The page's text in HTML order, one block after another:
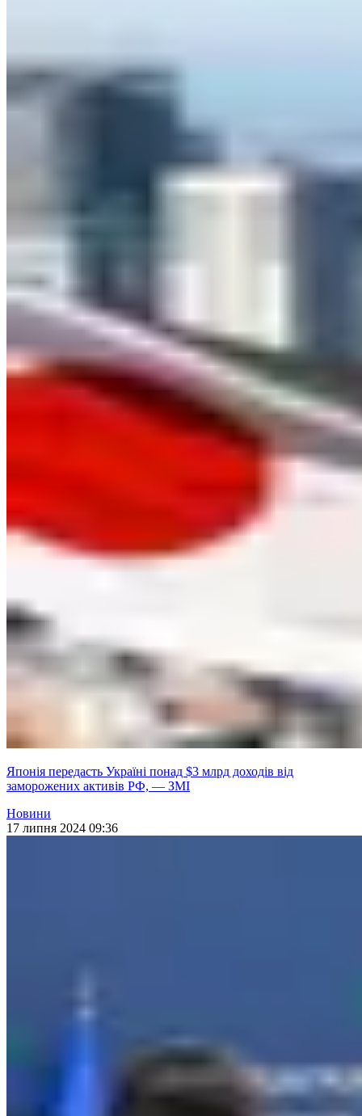
Японія передасть Україні понад $3 млрд доходів від
заморожених активів РФ, — ЗМІ
Новини
17 липня 2024 09:36